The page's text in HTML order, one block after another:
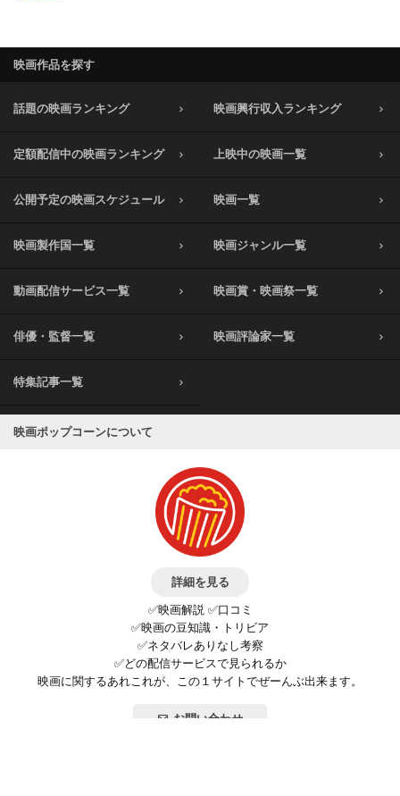
映画作品を探す
話題の映画ランキング 映画興行収入ランキング
定額配信中の映画ランキング 上映中の映画一覧
公開予定の映画スケジュール 映画一覧
映画製作国一覧 映画ジャンル一覧
動画配信サービス一覧 映画賞・映画祭一覧
俳優・監督一覧 映画評論家一覧
特集記事一覧
映画ポップコーンについて
詳細を見る
✅映画解説 ✅口コミ
✅映画の豆知識・トリビア
✅ネタバレありなし考察
✅どの配信サービスで見られるか
映画に関するあれこれが、この１サイトでぜーんぶ出来ます。
お問い合わせ